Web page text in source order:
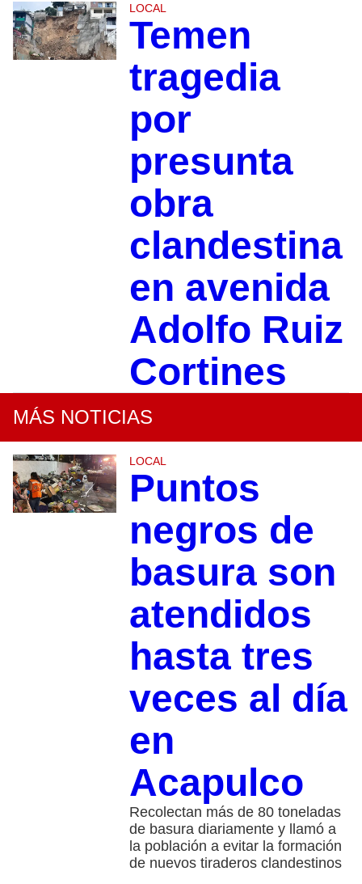
LOCAL
Temen
tragedia
por
presunta
obra
clandestina
en avenida
Adolfo Ruiz
Cortines
MÁS NOTICIAS
LOCAL
Puntos
negros de
basura son
atendidos
hasta tres
veces al día
en
Acapulco
Recolectan más de 80 toneladas
de basura diariamente y llamó a
la población a evitar la formación
de nuevos tiraderos clandestinos